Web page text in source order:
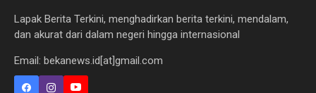
Lapak Berita Terkini, menghadirkan berita terkini, mendalam,
dan akurat dari dalam negeri hingga internasional
Email: bekanews.id[at]gmail.com